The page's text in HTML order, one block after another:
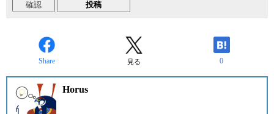
Share 見る 0
Horus